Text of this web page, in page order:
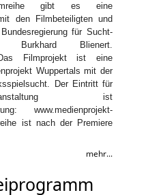
gibt es eine
den Filmbeteiligten und
für Sucht-
Burkhard Blienert.
Das Filmprojekt ist eine
Wuppertals mit der
Der Eintritt für
ist
www.medienprojekt-
ist nach der Premiere
mehr...